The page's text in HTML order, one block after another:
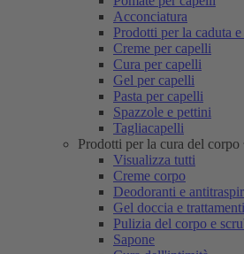
Acconciatura
Prodotti per la caduta
Creme per capelli
Cura per capelli
Gel per capelli
Pasta per capelli
Spazzole e pettini
Tagliacapelli
Prodotti per la cura del corpo
Visualizza tutti
Creme corpo
Deodoranti e
Gel doccia e
Pulizia del corpo e
Sapone